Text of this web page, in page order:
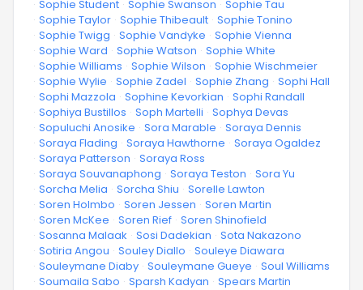
· Sophie Student · Sophie Swanson · Sophie Tau
· Sophie Taylor · Sophie Thibeault · Sophie Tonino
· Sophie Twigg · Sophie Vandyke · Sophie Vienna
· Sophie Ward · Sophie Watson · Sophie White
· Sophie Williams · Sophie Wilson · Sophie Wischmeier
· Sophie Wylie · Sophie Zadel · Sophie Zhang · Sophi Hall
· Sophi Mazzola · Sophine Kevorkian · Sophi Randall
· Sophiya Bustillos · Soph Martelli · Sophya Devas
· Sopuluchi Anosike · Sora Marable · Soraya Dennis
· Soraya Flading · Soraya Hawthorne · Soraya Ogaldez
· Soraya Patterson · Soraya Ross
· Soraya Souvanaphong · Soraya Teston · Sora Yu
· Sorcha Melia · Sorcha Shiu · Sorelle Lawton
· Soren Holmbo · Soren Jessen · Soren Martin
· Soren McKee · Soren Rief · Soren Shinofield
· Sosanna Malaak · Sosi Dadekian · Sota Nakazono
· Sotiria Angou · Souley Diallo · Souleye Diawara
· Souleymane Diaby · Souleymane Gueye · Soul Williams
· Soumaila Sabo · Sparsh Kadyan · Spears Martin